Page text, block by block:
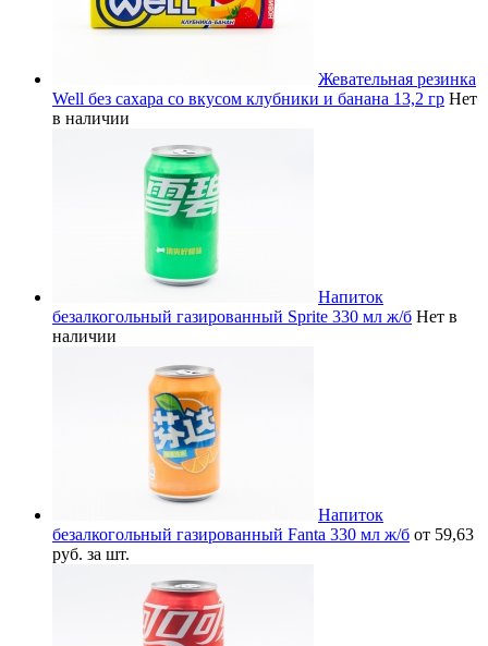
Жевательная резинка
Well без сахара со вкусом клубники и банана 13,2 гр Нет
в наличии
Напиток
безалкогольный газированный Sprite 330 мл ж/б Нет в
наличии
Напиток
безалкогольный газированный Fanta 330 мл ж/б от 59,63
руб. за шт.